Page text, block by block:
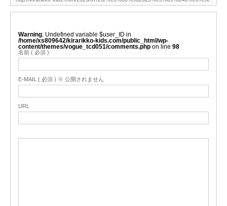
Warning : Undefined variable $user_ID in
/home/xs809642/kirarikko-kids.com/public_html/wp-
content/themes/vogue_tcd051/comments.php on line 98
名前 ( 必須 )
E-MAIL ( 必須 ) ※ 公開されません
URL